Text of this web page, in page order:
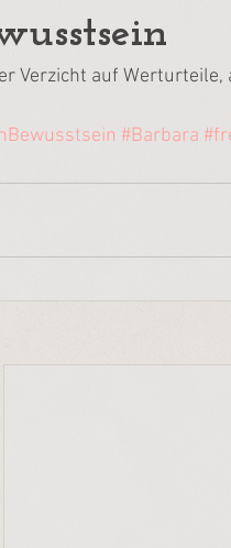
Verzicht auf
#Barbara